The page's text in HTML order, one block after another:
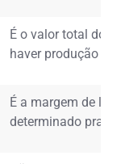
É o valor total dos
haver produção do
É a margem de
determinado prato.